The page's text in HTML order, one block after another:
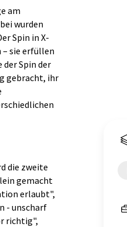
am
wurden
Spin in X-
– sie erfüllen
Spin der
gebracht, ihr
die zweite
gemacht
erlaubt",
- unscharf
richtig",